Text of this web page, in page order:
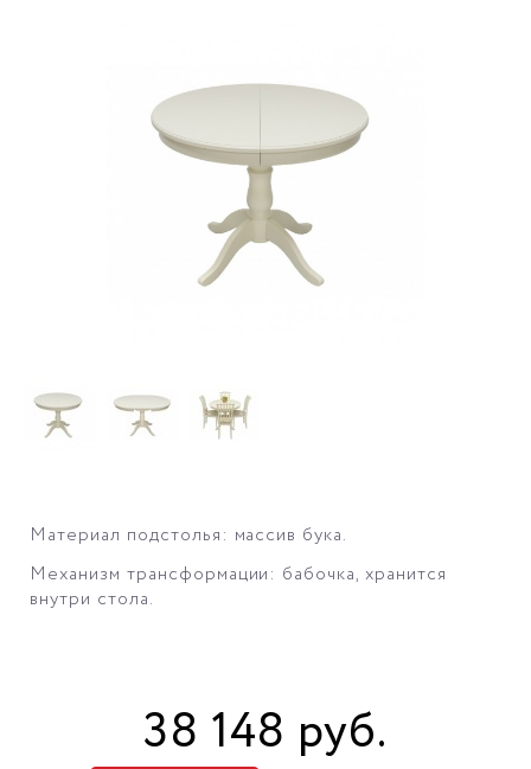
Материал подстолья: массив бука.
Механизм трансформации: бабочка, хранится
внутри стола.
38 148 руб.